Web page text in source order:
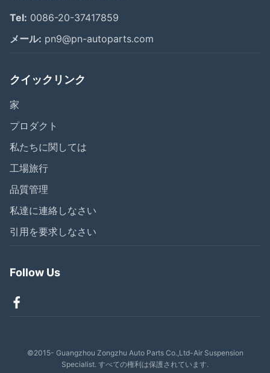
Tel: 0086-20-37417859
メール: pn9@pn-autoparts.com
クイックリンク
家
プロダクト
私たちに関しては
工場旅行
品質管理
私達に連絡しなさい
引用を要求しなさい
Follow Us
©2015- Guangzhou Zongzhu Auto Parts Co.,Ltd-Air Suspension
Specialist. すべての権利は保護されています.